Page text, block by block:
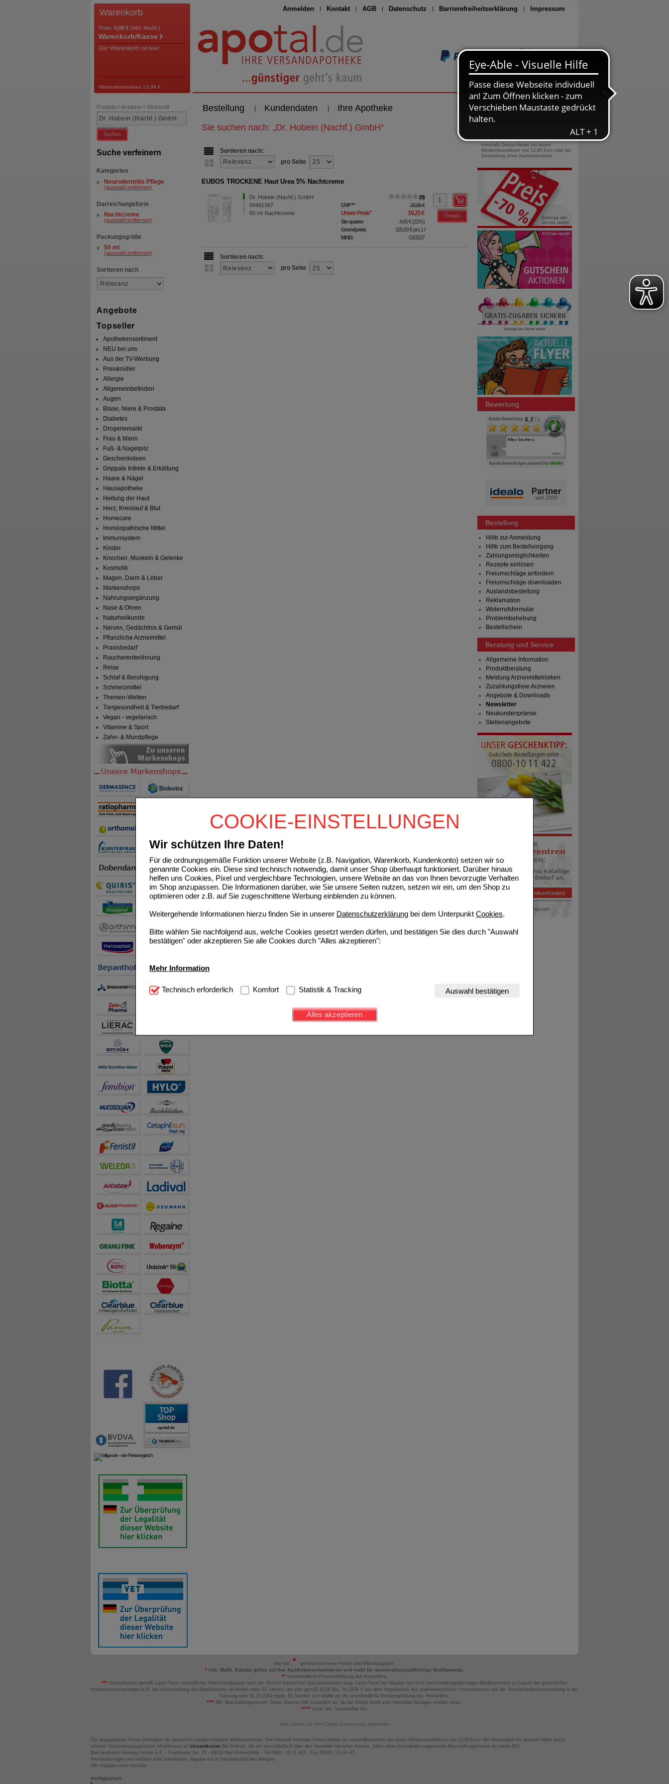
COOKIE-EINSTELLUNGEN
Wir schützen Ihre Daten!
Für die ordnungsgemäße Funktion unserer Website (z.B. Navigation, Warenkorb, Kundenkonto) setzen wir so
genannte Cookies ein. Diese sind technisch notwendig, damit unser Shop überhaupt funktioniert. Darüber hinaus
helfen uns Cookies, Pixel und vergleichbare Technologien, unsere Website an das von Ihnen bevorzugte Verhalten
im Shop anzupassen. Die Informationen darüber, wie Sie unsere Seiten nutzen, setzen wir ein, um den Shop zu
optimieren oder z.B. auf Sie zugeschnittene Werbung einblenden zu können.
Weitergehende Informationen hierzu finden Sie in unserer Datenschutzerklärung bei dem Unterpunkt Cookies.
Bitte wählen Sie nachfolgend aus, welche Cookies gesetzt werden dürfen, und bestätigen Sie dies durch "Auswahl
bestätigen" oder akzeptieren Sie alle Cookies durch "Alles akzeptieren":
Mehr Information
Technisch Notwendig: Hierbei handelt es sich um Cookies, die für die Grundfunktionen unserer Website
notwendig sind (z.B. Navigation, Warenkorb, Kundenkonto), weshalb auf diese nicht verzichtet werden kann.
Diese Cookies werden genutzt um das Einkaufserlebnis noch ansprechender zu gestalten,
beispielsweise für die Wiedererkennung des Besuchers oder unsere Seite an bevorzugte Verhaltensweisen (z.B.
Inhalte anzuzeigen und unser Partnerprogramm zu betreiben.
Statistik & Tracking:
sammeln, mit deren Hilfe wir unsere Website weiter für Sie optimieren können, den Inhalt auf unserer Website aber
auch die Werbung auf Drittseiten möglichst relevant für Sie zu gestalten. Bitte beachten Sie, dass Daten hierfür
teilweise an Dritte wie z.B. Google oder soziale Medien übertragen werden.
Technisch erforderlich Komfort Statistik & Tracking Auswahl bestätigen
Alles akzeptieren
Anmelden Kontakt AGB Datenschutz Barrierefreiheitserklärung Impressum
Seite drucken
Warenkorb
Preis: 0,00 € (inkl. MwSt.)
Warenkorb/Kasse
Der Warenkorb ist leer
Mindestbestellwert 13,99 €
Bestellung Kundendaten Ihre Apotheke
Produkt / Anbieter / Wirkstoff
Suchen
Suche verfeinern
Kategorien
Neurodermitis Pflege
(auswahl entfernen)
Darreichungsform
Nachtcreme
(auswahl entfernen)
Packungsgröße
50 ml
(auswahl entfernen)
Sortieren nach
Angebote
Topseller
Apothekensortiment
NEU bei uns
Aus der TV-Werbung
Preisknüller
Allergie
Allgemeinbefinden
Augen
Blase, Niere & Prostata
Diabetes
Drogeriemarkt
Frau & Mann
Fuß- & Nagelpilz
Geschenkideen
Grippale Infekte & Erkältung
Haare & Nägel
Hausapotheke
Heilung der Haut
Herz, Kreislauf & Blut
Homecare
Homöopathische Mittel
Immunsystem
Kinder
Knochen, Muskeln & Gelenke
Kosmetik
Magen, Darm & Leber
Markenshops
Nahrungsergänzung
Nase & Ohren
Naturheilkunde
Nerven, Gedächtnis & Gemüt
Pflanzliche Arzneimittel
Praxisbedarf
Raucherentwöhnung
Reise
Schlaf & Beruhigung
Schmerzmittel
Themen-Welten
Tiergesundheit & Tierbedarf
Vegan - vegetarisch
Vitamine & Sport
Zahn- & Mundpflege
Sie suchen nach: „Dr. Hobein (Nachf.) GmbH“
Sortieren nach:
pro Seite
EUBOS TROCKENE Haut Urea 5% Nachtcreme
Dr. Hobein (Nachf.) GmbH
04401397
50 ml Nachtcreme
0
UVP** 20,85 €
Unser Preis* 16,25 €
Sie sparen 4,60 €(22%)
Grundpreis
325,00 €pro 1 l
MHD:
03/2027
Details
Sortieren nach:
pro Seite
0800-10 11 422
gebührenfreie Rufnummer
innerhalb Deutschlands bei einem
Mindestbestellwert von 13,99 Euro oder bei
Einsendung eines Kassenrezeptes
Bewertung
Bestellung
Hilfe zur Anmeldung
Hilfe zum Bestellvorgang
Zahlungsmöglichkeiten
Rezepte einlösen
Freiumschläge anfordern
Freiumschläge downloaden
Auslandsbestellung
Reklamation
Widerrufsformular
Problembehebung
Bestellschein
Beratung und Service
Allgemeine Information
Produktberatung
Meldung Arzneimittelrisiken
Zuzahlungsfreie Arzneien
Angebote & Downloads
Newsletter
Neukundenprämie
Stellenangebote
Alle mit
gekennzeichneten Felder sind Pflichtangaben.
* inkl. MwSt. Rabatte gelten auf den Apothekenverkaufspreis und nicht für verschreibungspflichtige Medikamente.
**Unverbindliche Preisempfehlung des Herstellers.
*** Verkaufspreis gemäß Lauer-Taxe; verbindlicher Abrechnungspreis nach der Großen Deutschen Spezialitätentaxe (sog. Lauer-Taxe) bei Abgabe von nicht verschreibungspflichtigen Medikamenten zu Lasten der gesetzlichen
Krankenversicherungen (z.B. bei Verschreibung des Medikaments an Kinder unter 12 Jahren), die sich gemäß §129 Abs. 5a SGB V aus dem Abgabepreis des pharmazeutischen Unternehmens und der Arzneimittelpreisverordnung in der
Fassung zum 31.12.2003 ergibt. Es handelt sich nicht um die unverbindliche Preisempfehlung des Herstellers.
**** BK: Beschaffungskosten. Diese Summe fällt zusätzlich an, da der Artikel direkt vom Hersteller bezogen werden muss.
***** verw. bis: Verwendbar bis.
Hier können Sie Ihre Cookie-Zustimmung widerrufen
Die angegebenen Preise beinhalten die gesetzlich vorgeschriebene Mehrwertsteuer. Der Versand innerhalb Deutschlands ist versandkostenfrei bei einem Mindestbestellwert von 13,99 Euro. Bei Sendungen ins Ausland fallen durch
erhöhte Versicherungsgebühren Mehrkosten an Versandkosten Bei Artikeln, die wir ausschließlich über den Hersteller beziehen können, fallen unter Umständen sogenannte Beschaffungskosten an (siehe BK).
Bad Apotheke Henning Fichter e.K. - Frankfurter Str. 27 - 49214 Bad Rothenfelde - Tel 0800 / 10 11 422 - Fax 05424 / 21 64 47
Preisänderungen und Irrtümer sind vorbehalten. Abgabe nur in haushaltsüblichen Mengen.
Alle Angaben ohne Gewähr.
Verfügbarkeit: